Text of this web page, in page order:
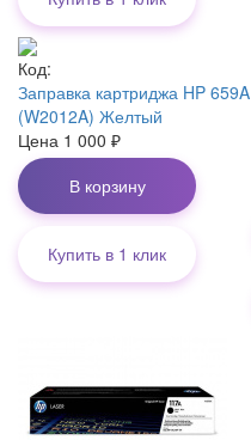
Код:
Заправка картриджа HP 659A
(W2012A) Желтый
Цена 1 000 ₽
В корзину
Купить в 1 клик